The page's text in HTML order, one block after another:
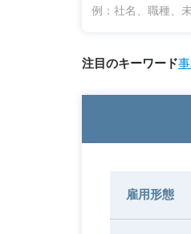
注目のキーワード
雇用形態